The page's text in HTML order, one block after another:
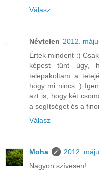
Válasz
Névtelen 2012.
Értek mindent :)
képest tűnt úgy,
telepakoltam a
hogy mi nincs :)
azt is, hogy két
a segítséget és a
Válasz
Moha
2012.
Nagyon szívesen!